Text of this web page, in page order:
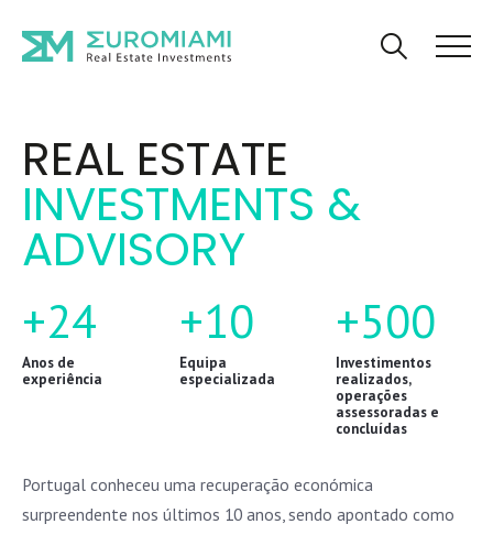
REAL ESTATE
INVESTMENTS &
ADVISORY
+24
Anos de
experiência
+10
Equipa
especializada
+500
Investimentos
realizados,
operações
assessoradas e
concluídas
Portugal conheceu uma recuperação económica
surpreendente nos últimos 10 anos, sendo apontado como